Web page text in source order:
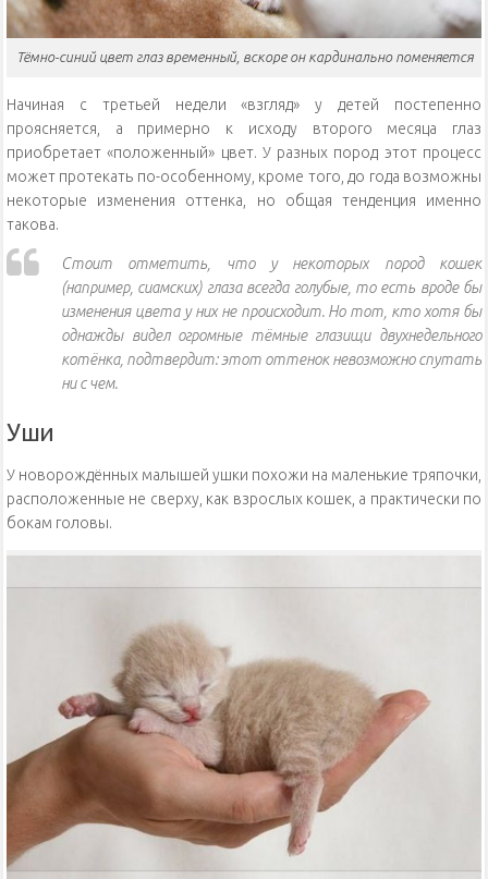
Тёмно-синий цвет глаз временный, вскоре он кардинально поменяется
Начиная с третьей недели «взгляд» у детей постепенно
проясняется, а примерно к исходу второго месяца глаз
приобретает «положенный» цвет. У разных пород этот процесс
может протекать по-особенному, кроме того, до года возможны
некоторые изменения оттенка, но общая тенденция именно
такова.
Стоит отметить, что у некоторых пород кошек
(например, сиамских) глаза всегда голубые, то есть вроде бы
изменения цвета у них не происходит. Но тот, кто хотя бы
однажды видел огромные тёмные глазищи двухнедельного
котёнка, подтвердит: этот оттенок невозможно спутать
ни с чем.
Уши
У новорождённых малышей ушки похожи на маленькие тряпочки,
расположенные не сверху, как взрослых кошек, а практически по
бокам головы.